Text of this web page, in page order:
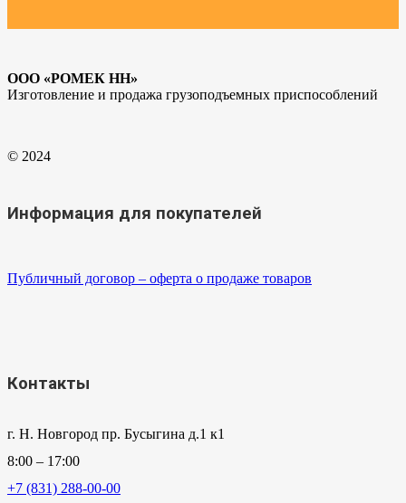
ООО «РОМЕК НН»
Изготовление и продажа грузоподъемных приспособлений
© 2024
Информация для покупателей
Публичный договор – оферта о продаже товаров
Контакты
г. Н. Новгород пр. Бусыгина д.1 к1
8:00 – 17:00
+7 (831) 288-00-00